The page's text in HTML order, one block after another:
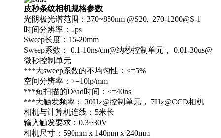
皮秒条纹相机规格参数
光阴极光谱范围：370~850nm @S20, 270-1200@S-1
时间分辨率：2ps
Sweep长度：15-20mm
Sweep系数： 0.1-10ns/cm@纳秒控制单元， 0.01-30us@
微秒控制单元
***大sweep系数的不均匀性：<=5%
空间分辨率：>=10lp/mm
***短扫描的Dead时间：<=40ns
***大触发频率： 30Hz@控制单元， 7Hz@CCD相机
相机与计算机连线：5米长
输入触发要求：0.3~30V
相机尺寸：590mm x 140mm x 240mm